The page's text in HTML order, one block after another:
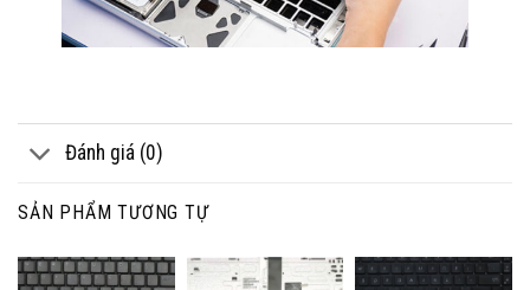
Đánh giá (0)
SẢN PHẨM TƯƠNG TỰ